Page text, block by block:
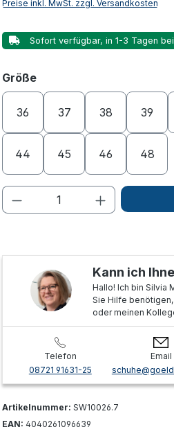
Preise inkl. MwSt. zzgl. Versandkosten
Sofort verfügbar, in 1-3 Tagen bei
Größeauswählen
36 37 38 39
44 45 46 48
Kann ich
Hallo! Ich bin Silvia
Sie Hilfe
oder meinen
Telefon
08721 91631-25
Email
Artikelnummer:SW10026.7
EAN:4040261096639